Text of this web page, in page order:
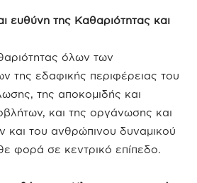
ευθύνη της Καθαριότητας και
όλων των
της εδαφικής περιφέρειας του
της αποκομιδής και
και της οργάνωσης και
και του ανθρώπινου δυναμικού
φορά σε κεντρικό επίπεδο.